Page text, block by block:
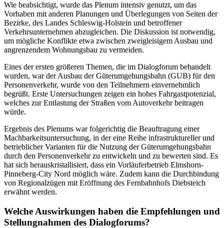
Wie beabsichtigt, wurde das Plenum intensiv genutzt, um das
Vorhaben mit anderen Planungen und Überlegungen von Seiten der
Bezirke, des Landes Schleswig-Holstein und betroffener
Verkehrsunternehmen abzugleichen. Die Diskussion ist notwendig,
um mögliche Konflikte etwa zwischen zweigleisigem Ausbau und
angrenzendem Wohnungsbau zu vermeiden.
Eines der ersten größeren Themen, die im Dialogforum behandelt
wurden, war der Ausbau der Güterumgehungsbahn (GUB) für den
Personenverkehr, wurde von den Teilnehmern einvernehmlich
begrüßt. Erste Untersuchungen zeigen ein hohes Fahrgastpotenzial,
welches zur Entlastung der Straßen vom Autoverkehr beitragen
würde.
Ergebnis des Plenums war folgerichtig die Beauftragung einer
Machbarkeitsuntersuchung, in der eine Reihe infrastruktureller und
betrieblicher Varianten für die Nutzung der Güterumgehungsbahn
durch den Personenverkehr zu entwickeln und zu bewerten sind. Es
hat sich herauskristallisiert, dass ein Vorläuferbetrieb Elmshorn-
Pinneberg-City Nord möglich wäre. Zudem kann die Durchbindung
von Regionalzügen mit Eröffnung des Fernbahnhofs Diebsteich
erwähnt werden.
Welche Auswirkungen haben die Empfehlungen und
Stellungnahmen des Dialogforums?